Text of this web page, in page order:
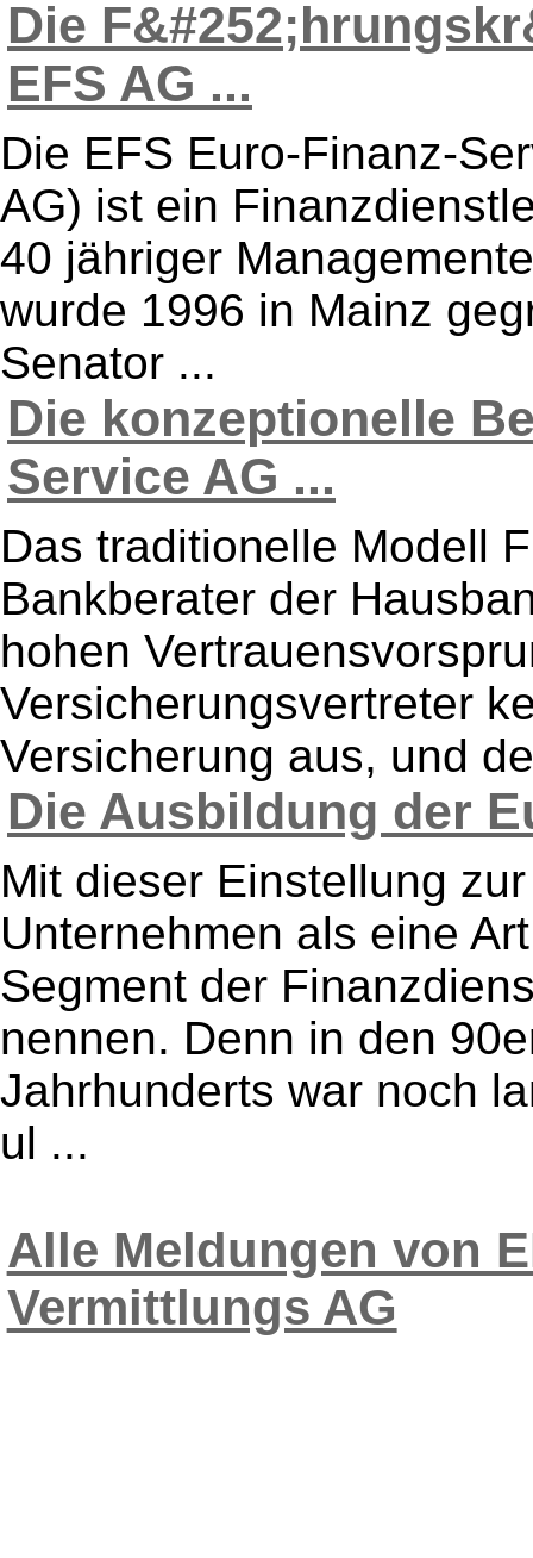
Die
EFS AG ...
Die EFS Euro-Finanz-
AG) ist ein
40 jähriger
wurde 1996 in Mainz
Senator ...
Die konzeptionelle
Service AG ...
Das traditionelle Modell
Bankberater der
hohen
Versicherungsvertreter
Versicherung aus, und
Die Ausbildung der
Mit dieser Einstellung
Unternehmen als eine
Segment der
nennen. Denn in den
Jahrhunderts war noch
ul ...
Alle Meldungen von
Vermittlungs AG